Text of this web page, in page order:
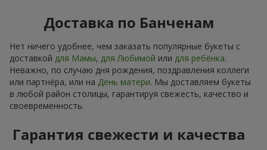
Доставка по Банченам
Нет ничего удобнее, чем заказать популярные букеты с
доставкой для Мамы, для Любимой или для ребёнка.
Неважно, по случаю дня рождения, поздравления коллеги
или партнёра, или на День матери. Мы доставляем букеты
в любой район столицы, гарантируя свежесть, качество и
своевременность.
Гарантия свежести и качества